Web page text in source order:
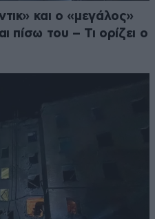
και ο «μεγάλος»
πίσω του – Τι ορίζει ο